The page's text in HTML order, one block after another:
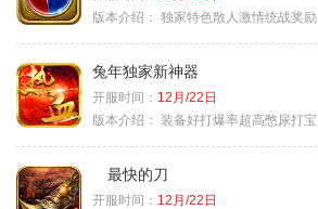
版本介绍： 独家特色散人激情统战奖励
兔年独家新神器
开服时间： 12月/22日
版本介绍： 装备好打爆率超高憋尿打宝
最快的刀
开服时间： 12月/22日